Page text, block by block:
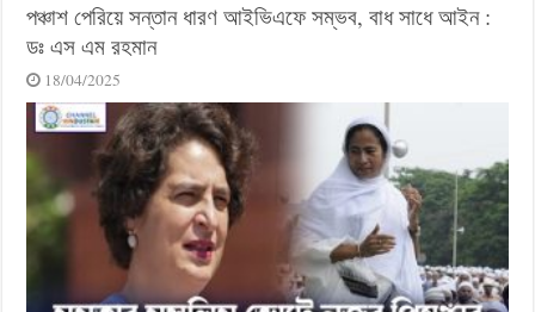
পঞ্চাশ পেরিয়ে সন্তান ধারণ আইভিএফে সম্ভব, বাধ সাধে আইন :
ডঃ এস এম রহমান
18/04/2025